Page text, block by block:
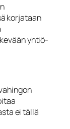
korjataan
yhtiö­
ei tällä